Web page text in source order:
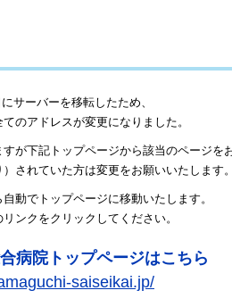
サーバーを移転したため、
のアドレスが変更になりました。
が下記トップページから該当のページを
されていた方は変更をお願いいたします。
動でトップページに移動いたします。
ンクをクリックしてください。
病院トップページはこちら
saiseikai.jp/